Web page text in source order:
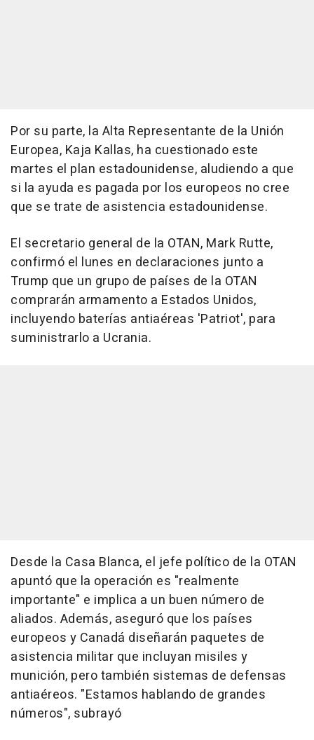
Por su parte, la Alta Representante de la Unión
Europea, Kaja Kallas, ha cuestionado este
martes el plan estadounidense, aludiendo a que
si la ayuda es pagada por los europeos no cree
que se trate de asistencia estadounidense.
El secretario general de la OTAN, Mark Rutte,
confirmó el lunes en declaraciones junto a
Trump que un grupo de países de la OTAN
comprarán armamento a Estados Unidos,
incluyendo baterías antiaéreas 'Patriot', para
suministrarlo a Ucrania.
Desde la Casa Blanca, el jefe político de la OTAN
apuntó que la operación es "realmente
importante" e implica a un buen número de
aliados. Además, aseguró que los países
europeos y Canadá diseñarán paquetes de
asistencia militar que incluyan misiles y
munición, pero también sistemas de defensas
antiaéreos. "Estamos hablando de grandes
números", subrayó